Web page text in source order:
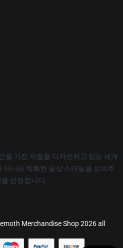
을 가진 제품을 디자인하고 있는 세계
아니라 독특한 일상 스타일을 보여주
반영합니다.
Merchandise Shop 2026 all